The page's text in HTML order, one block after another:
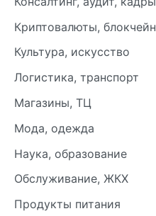
Криптовалюты, блокчейн
Культура, искусство
Логистика, транспорт
Магазины, ТЦ
Мода, одежда
Наука, образование
Обслуживание, ЖКХ
Продукты питания